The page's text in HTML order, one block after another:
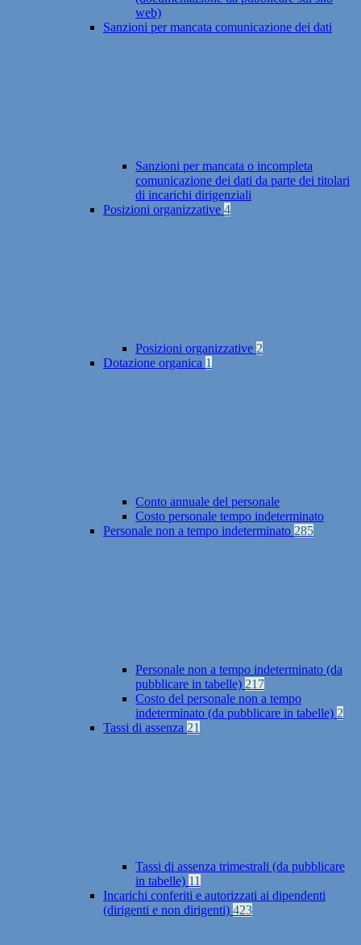
web)
Sanzioni per mancata comunicazione dei dati
Sanzioni per mancata o incompleta
comunicazione dei dati da parte dei titolari
di incarichi dirigenziali
Posizioni organizzative 4
Posizioni organizzative 2
Dotazione organica 1
Conto annuale del personale
Costo personale tempo indeterminato
Personale non a tempo indeterminato 285
Personale non a tempo indeterminato (da
pubblicare in tabelle) 217
Costo del personale non a tempo
indeterminato (da pubblicare in tabelle) 2
Tassi di assenza 21
Tassi di assenza trimestrali (da pubblicare
in tabelle) 11
Incarichi conferiti e autorizzati ai dipendenti
(dirigenti e non dirigenti) 423